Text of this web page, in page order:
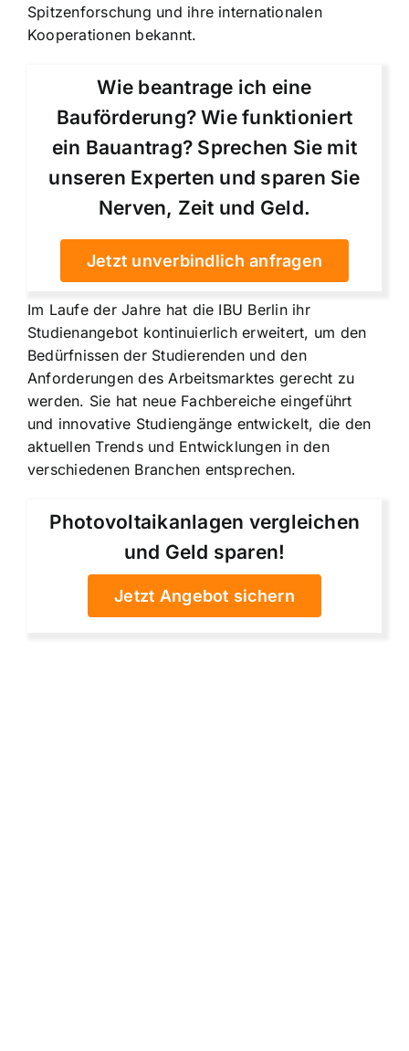
Spitzenforschung und ihre internationalen
Kooperationen bekannt.
Wie beantrage ich eine
Bauförderung? Wie funktioniert
ein Bauantrag? Sprechen Sie mit
unseren Experten und sparen Sie
Nerven, Zeit und Geld.
Jetzt unverbindlich anfragen
Im Laufe der Jahre hat die IBU Berlin ihr
Studienangebot kontinuierlich erweitert, um den
Bedürfnissen der Studierenden und den
Anforderungen des Arbeitsmarktes gerecht zu
werden. Sie hat neue Fachbereiche eingeführt
und innovative Studiengänge entwickelt, die den
aktuellen Trends und Entwicklungen in den
verschiedenen Branchen entsprechen.
Photovoltaikanlagen vergleichen
und Geld sparen!
Jetzt Angebot sichern